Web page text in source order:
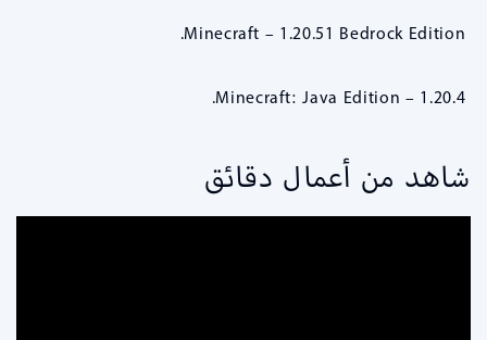
شاهد من أعمال دقائق